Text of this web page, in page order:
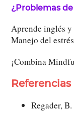
¿Problemas
Aprende inglés
Manejo del
¡Combina
Referencias
Regader,